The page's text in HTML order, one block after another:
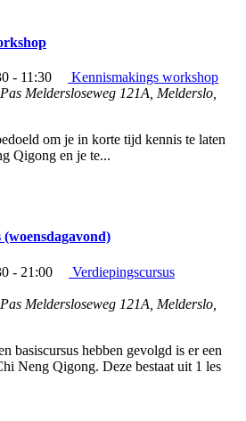
- 11:30
Kennismakings workshop
Meldersloseweg 121A, Melderslo,
om je in korte tijd kennis te laten
Qigong en je te...
- 21:00
Verdiepingscursus
Meldersloseweg 121A, Melderslo,
basiscursus hebben gevolgd is er een
Neng Qigong. Deze bestaat uit 1 les